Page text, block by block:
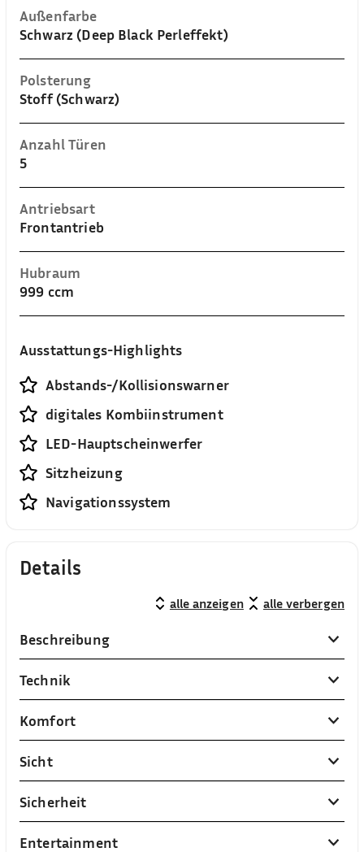
Außenfarbe
Schwarz (Deep Black Perleffekt)
Polsterung
Stoff (Schwarz)
Anzahl Türen
5
Antriebsart
Frontantrieb
Hubraum
999 ccm
Ausstattungs-Highlights
Abstands-/Kollisionswarner
digitales Kombiinstrument
LED-Hauptscheinwerfer
Sitzheizung
Navigationssystem
Details
alle anzeigen alle verbergen
Beschreibung
Technik
Komfort
Sicht
Sicherheit
Entertainment